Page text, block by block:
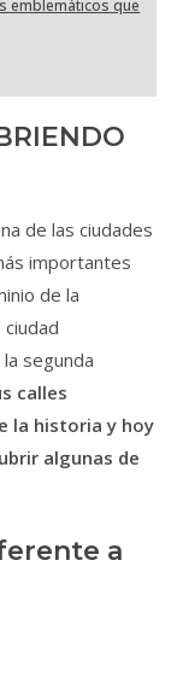
emblemáticos que
de las ciudades
importantes
de la
ciudad
segunda
calles
la historia y hoy
algunas de
a